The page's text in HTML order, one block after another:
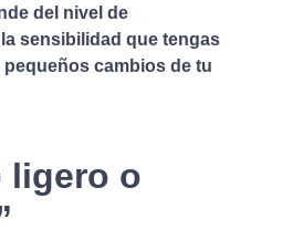
del nivel de
sensibilidad que tengas
cambios de tu
ligero o